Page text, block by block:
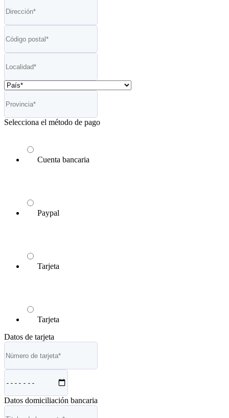
Selecciona el método de pago
Cuenta bancaria
Paypal
Tarjeta
Tarjeta
Datos de tarjeta
Datos domiciliación bancaria